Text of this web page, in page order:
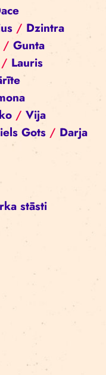
/ Dzintra
/ Gunta
/ Lauris
/ Vija
Gots / Darja
stāsti